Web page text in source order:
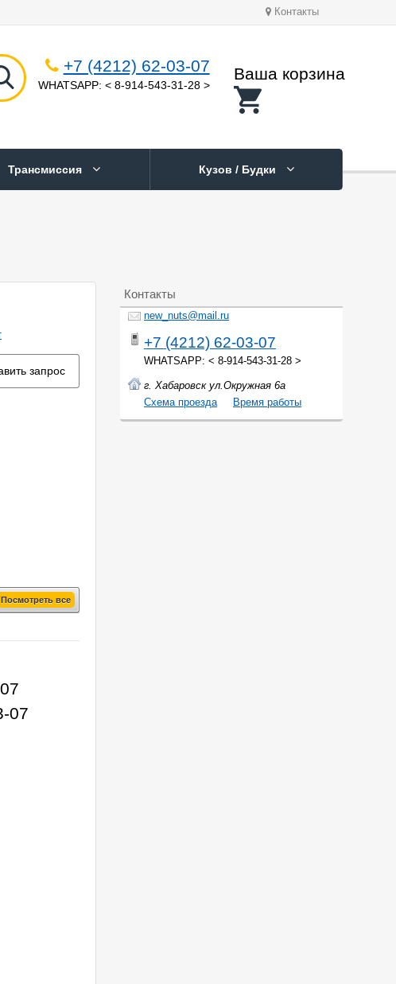
Контакты
+7 (4212) 62-03-07
WHATSAPP: < 8-914-543-31-28 >
Ваша корзина
Трансмиссия Кузов / Будки
запрос
Посмотреть все
07
Контакты
new_nuts@mail.ru
+7 (4212) 62-03-07
WHATSAPP: < 8-914-543-31-28 >
г. Хабаровск ул.Окружная 6а
Cхема проезда
Время работы